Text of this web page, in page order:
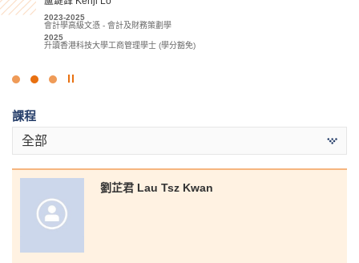
2023-2025
酒店管理高級文憑
2025
升讀香港理工大學酒店及旅遊管理 (榮譽) 理學士組合課程 (酒店管理)
2023-2025
會計學高級文憑 - 會計及財務策劃學
2025
升讀香港科技大學工商管理學士 (學分豁免)
升讀香港理工大學職業治療學(榮譽)理學士
點
燈
片
課程
全部
劉芷君 Lau Tsz Kwan